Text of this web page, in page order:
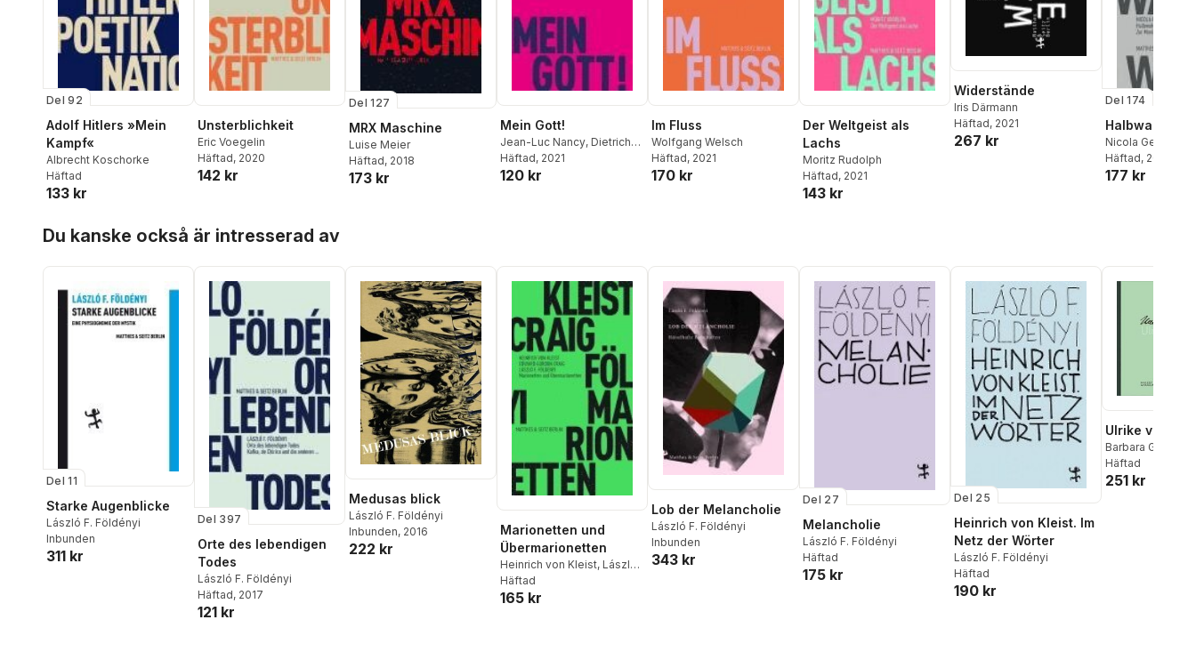
Del 92
Adolf Hitlers »Mein
Kampf«
Albrecht Koschorke
Häftad
133 kr
Unsterblichkeit
Eric Voegelin
Häftad, 2020
142 kr
Del 127
MRX Maschine
Luise Meier
Häftad, 2018
173 kr
Mein Gott!
Jean-Luc Nancy, Dietrich
Sagert
Häftad, 2021
120 kr
Im Fluss
Wolfgang Welsch
Häftad, 2021
170 kr
Der Weltgeist als
Lachs
Moritz Rudolph
Häftad, 2021
143 kr
Widerstände
Iris Därmann
Häftad, 2021
267 kr
Del 174
Nicola Gess
Häftad, 2021
177 kr
Du kanske också är intresserad av
Del 11
Starke Augenblicke
László F. Földényi
Inbunden
311 kr
Del 397
Orte des lebendigen
Todes
László F. Földényi
Häftad, 2017
121 kr
Medusas blick
László F. Földényi
Inbunden, 2016
222 kr
Marionetten und
Übermarionetten
Heinrich von Kleist, László
F. Földényi
Craig
Häftad
165 kr
Lob der Melancholie
László F. Földényi
Inbunden
343 kr
Del 27
Melancholie
László F. Földényi
Häftad
175 kr
Del 25
Heinrich von Kleist. Im
Netz der Wörter
László F. Földényi
Häftad
190 kr
Ulrike von
Barbara Gribnitz
Földényi
Kathrin Röggla
Häftad
251 kr